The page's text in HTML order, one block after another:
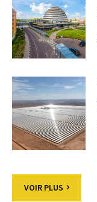
VOIR PLUS